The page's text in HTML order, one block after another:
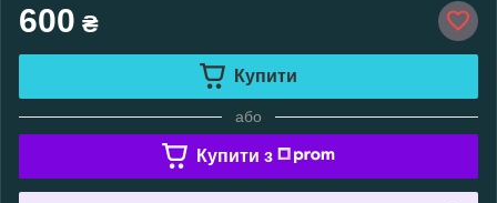
600 ₴
Купити
або
Купити з